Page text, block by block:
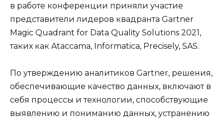
в работе конференции приняли участие
представители лидеров квадранта Gartner
Magic Quadrant for Data Quality Solutions 2021,
таких как Ataccama, Informatica, Precisely, SAS.
По утверждению аналитиков Gartner, решения,
обеспечивающие качество данных, включают в
себя процессы и технологии, способствующие
выявлению и пониманию данных, устранению